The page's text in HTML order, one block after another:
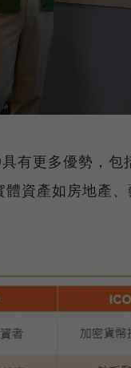
有更多優勢，
資產如房地產、